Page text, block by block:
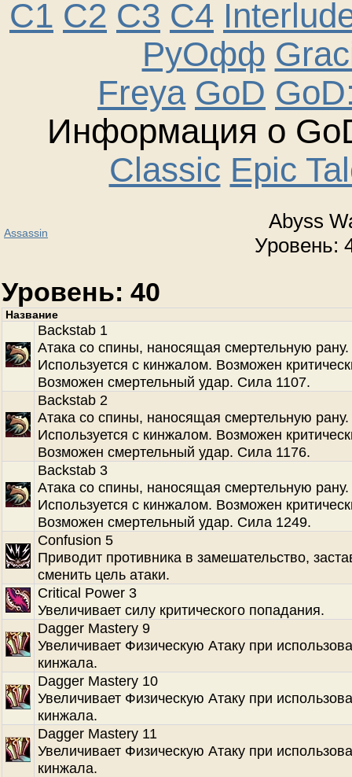
C1 C2 C3 C4
РуОфф
Freya GoD
Информация о
Classic Epic
Assassin
Abyss
Уровень:
Уровень: 40
Название
Backstab 1
Атака со спины, наносящая смертельную рану.
Используется с кинжалом. Возможен
Возможен смертельный удар. Сила 1107.
Backstab 2
Атака со спины, наносящая смертельную рану.
Используется с кинжалом. Возможен
Возможен смертельный удар. Сила 1176.
Backstab 3
Атака со спины, наносящая смертельную рану.
Используется с кинжалом. Возможен
Возможен смертельный удар. Сила 1249.
Confusion 5
Приводит противника в замешательство,
сменить цель атаки.
Critical Power 3
Увеличивает силу критического попадания.
Dagger Mastery 9
Увеличивает Физическую Атаку при
кинжала.
Dagger Mastery 10
Увеличивает Физическую Атаку при
кинжала.
Dagger Mastery 11
Увеличивает Физическую Атаку при
кинжала.